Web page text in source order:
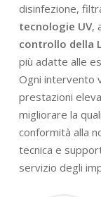
disinfezione,
tecnologie UV,
controllo della
più adatte alle
Ogni intervento
prestazioni
migliorare la
conformità alla
tecnica e
servizio degli